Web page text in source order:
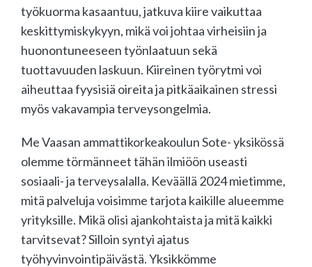
työkuorma kasaantuu, jatkuva kiire vaikuttaa
keskittymiskykyyn, mikä voi johtaa virheisiin ja
huonontuneeseen työnlaatuun sekä
tuottavuuden laskuun. Kiireinen työrytmi voi
aiheuttaa fyysisiä oireita ja pitkäaikainen stressi
myös vakavampia terveysongelmia.
Me Vaasan ammattikorkeakoulun Sote- yksikössä
olemme törmänneet tähän ilmiöön useasti
sosiaali- ja terveysalalla. Keväällä 2024 mietimme,
mitä palveluja voisimme tarjota kaikille alueemme
yrityksille. Mikä olisi ajankohtaista ja mitä kaikki
tarvitsevat? Silloin syntyi ajatus
työhyvinvointipäivästä. Yksikkömme